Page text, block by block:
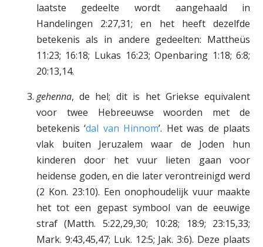
laatste gedeelte wordt aangehaald in
Handelingen 2:27,31; en het heeft dezelfde
betekenis als in andere gedeelten: Mattheüs
11:23; 16:18; Lukas 16:23; Openbaring 1:18; 6:8;
20:13,14.
gehenna, de hel; dit is het Griekse equivalent
voor twee Hebreeuwse woorden met de
betekenis ‘dal van Hinnom’. Het was de plaats
vlak buiten Jeruzalem waar de Joden hun
kinderen door het vuur lieten gaan voor
heidense goden, en die later verontreinigd werd
(2 Kon. 23:10). Een onophoudelijk vuur maakte
het tot een gepast symbool van de eeuwige
straf (Matth. 5:22,29,30; 10:28; 18:9; 23:15,33;
Mark. 9:43,45,47; Luk. 12:5; Jak. 3:6). Deze plaats